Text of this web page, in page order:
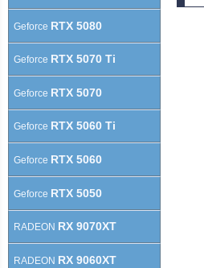
Geforce RTX 5080
Geforce RTX 5070 Ti
Geforce RTX 5070
Geforce RTX 5060 Ti
Geforce RTX 5060
Geforce RTX 5050
RADEON RX 9070XT
RADEON RX 9060XT